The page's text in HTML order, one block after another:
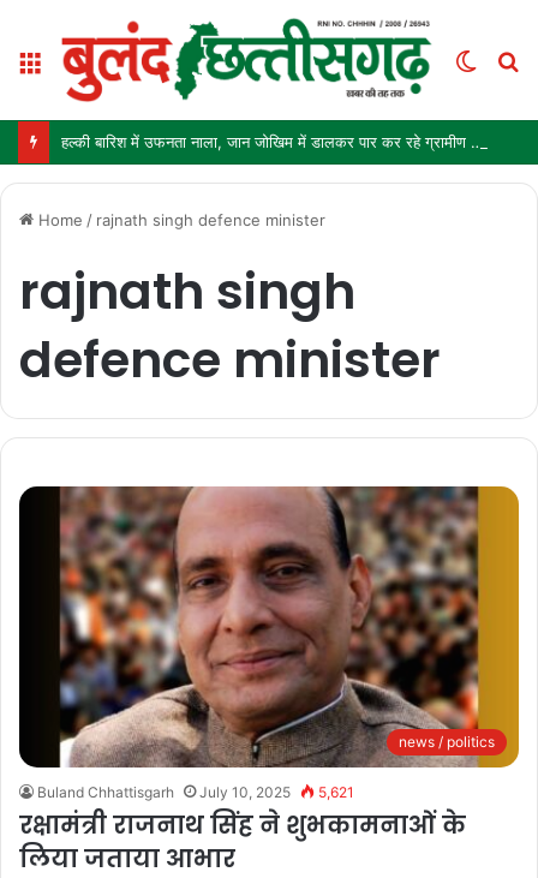
Menu
Switch
हल्की बारिश में उफनता नाला, जान जोखिम में डालकर पार कर रहे ग्रामीण और स्कूली बच्चे
Home / rajnath singh defence minister
rajnath singh
defence minister
news / politics
Buland Chhattisgarh July 10, 2025 5,621
रक्षामंत्री राजनाथ सिंह ने शुभकामनाओं के
लिया जताया आभार